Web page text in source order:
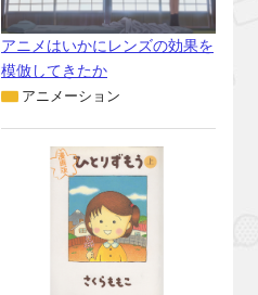
アニメはいかにレンズの効果を
模倣してきたか
アニメーション